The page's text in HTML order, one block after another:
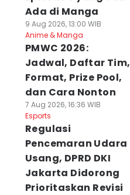
Ada di Manga
9 Aug 2026, 13:00 WIB
Anime & Manga
PMWC 2026:
Jadwal, Daftar Tim,
Format, Prize Pool,
dan Cara Nonton
7 Aug 2026, 16:36 WIB
Esports
Regulasi
Pencemaran Udara
Usang, DPRD DKI
Jakarta Didorong
Prioritaskan Revisi